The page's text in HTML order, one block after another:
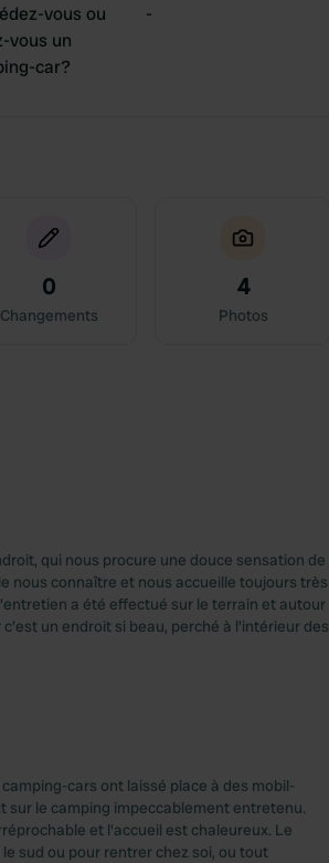
vous ou
vous un
car?
-
0
Changements
4
Photos
qui nous procure une douce sensation de
nous connaître et nous accueille toujours très
a été effectué sur le terrain et autour
un endroit si beau, perché à l'intérieur des
cars ont laissé place à des mobil-
sur le camping impeccablement entretenu.
et l'accueil est chaleureux. Le
sud ou pour rentrer chez soi, ou tout